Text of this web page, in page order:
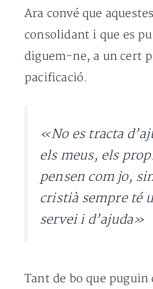
Ara convé que
consolidant i que es
diguem-ne, a un cert
pacificació.
«No es tracta
els meus, els
pensen com jo,
cristià sempre té
servei i d’ajuda»
Tant de bo que puguin